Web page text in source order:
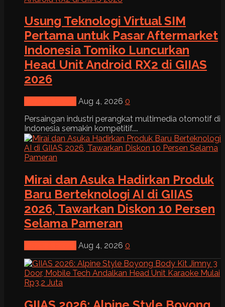
Usung Teknologi Virtual SIM
Pertama untuk Pasar Aftermarket
Indonesia Tomiko Luncurkan
Head Unit Android RX2 di GIIAS
2026
Aug 4, 2026 0
Persaingan industri perangkat multimedia otomotif di
Indonesia semakin kompetitif....
Mirai dan Asuka Hadirkan Produk
Baru Berteknologi AI di GIIAS
2026, Tawarkan Diskon 10 Persen
Selama Pameran
Aug 4, 2026 0